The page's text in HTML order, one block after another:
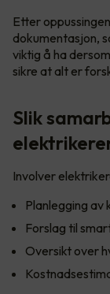
Etter
dokumentasjon,
viktig å ha
sikre at alt er
Slik
Involver
Planlegging
Forslag til
Oversikt over